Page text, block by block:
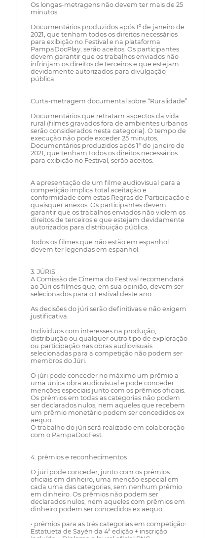
Os longas-metragens não devem ter mais de 25
minutos.
Documentários produzidos após 1º de janeiro de
2021, que tenham todos os direitos necessários
para exibição no Festival e na plataforma
PampaDocPlay, serão aceitos. Os participantes
devem garantir que os trabalhos enviados não
infrinjam os direitos de terceiros e que estejam
devidamente autorizados para divulgação
pública.
Curta-metragem documental sobre “Ruralidade”
Documentários que retratam aspectos da vida
rural (filmes gravados fora de ambientes urbanos
serão considerados nesta categoria). O tempo de
execução não pode exceder 25 minutos.
Documentários produzidos após 1º de janeiro de
2021, que tenham todos os direitos necessários
para exibição no Festival, serão aceitos.
A apresentação de um filme audiovisual para a
competição implica total aceitação e
conformidade com estas Regras de Participação e
quaisquer anexos. Os participantes devem
garantir que os trabalhos enviados não violem os
direitos de terceiros e que estejam devidamente
autorizados para distribuição pública.
Todos os filmes que não estão em espanhol
devem ter legendas em espanhol.
3. JÚRIS
A Comissão de Cinema do Festival recomendará
ao Júri os filmes que, em sua opinião, devem ser
selecionados para o Festival deste ano.
As decisões do júri serão definitivas e não exigem
justificativa.
Indivíduos com interesses na produção,
distribuição ou qualquer outro tipo de exploração
ou participação nas obras audiovisuais
selecionadas para a competição não podem ser
membros do Júri.
O júri pode conceder no máximo um prêmio a
uma única obra audiovisual e pode conceder
menções especiais junto com os prêmios oficiais.
Os prêmios em todas as categorias não podem
ser declarados nulos, nem aqueles que recebem
um prêmio monetário podem ser concedidos ex
aequo.
O trabalho do júri será realizado em colaboração
com o PampaDocFest.
4. prêmios e reconhecimentos
O júri pode conceder, junto com os prêmios
oficiais em dinheiro, uma menção especial em
cada uma das categorias, sem nenhum prêmio
em dinheiro. Os prêmios não podem ser
declarados nulos, nem aqueles com prêmios em
dinheiro podem ser concedidos ex aequo.
• prêmios para as três categorias em competição:
Estatueta de Sayén da 4ª edição + inscrição